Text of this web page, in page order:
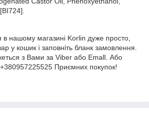
нашому магазині Korlin дуже просто,
у кошик і заповніть бланк замовлення.
з Вами за Viber або Emall. Або
Приємних покупок!